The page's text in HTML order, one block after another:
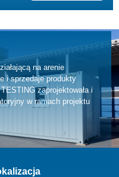
na arenie
i sprzedaje produkty
zaprojektowała i
w ramach projektu